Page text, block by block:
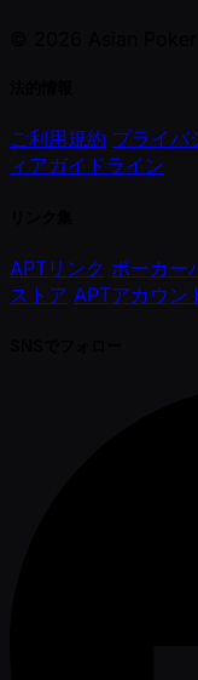
ご利用規約 プライバ
ィアガイドライン
APTリンク ポーカー
ストア APTアカウン